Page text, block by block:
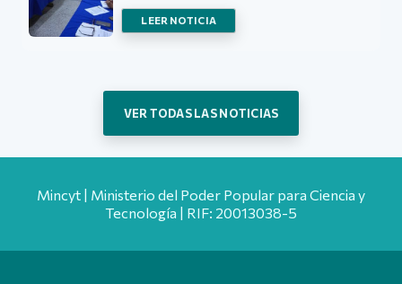
LEER NOTICIA
VER TODAS LAS NOTICIAS
Mincyt | Ministerio del Poder Popular para Ciencia y
Tecnología | RIF: 20013038-5